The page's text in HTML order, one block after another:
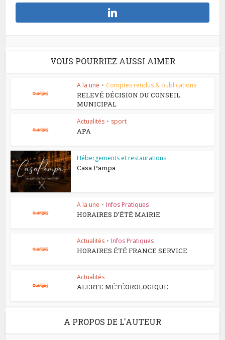
VOUS POURRIEZ AUSSI AIMER
A la une • Comptes rendus & publications
RELEVÉ DÉCISION DU CONSEIL
MUNICIPAL
Actualités • sport
APA
Hébergements et restaurations
Casa Pampa
A la une • Infos Pratiques
HORAIRES D’ÉTÉ MAIRIE
Actualités • Infos Pratiques
HORAIRES ÉTÉ FRANCE SERVICE
Actualités
ALERTE MÉTÉOROLOGIQUE
A PROPOS DE L'AUTEUR